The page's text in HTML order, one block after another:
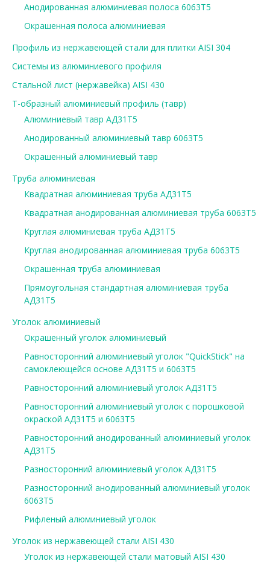
Анодированная алюминиевая полоса 6063Т5
Окрашенная полоса алюминиевая
Профиль из нержавеющей стали для плитки AISI 304
Системы из алюминиевого профиля
Стальной лист (нержавейка) AISI 430
Т-образный алюминиевый профиль (тавр)
Алюминиевый тавр АД31Т5
Анодированный алюминиевый тавр 6063Т5
Окрашенный алюминиевый тавр
Труба алюминиевая
Квадратная алюминиевая труба АД31Т5
Квадратная анодированная алюминиевая труба 6063Т5
Круглая алюминиевая труба АД31Т5
Круглая анодированная алюминиевая труба 6063Т5
Окрашенная труба алюминиевая
Прямоугольная стандартная алюминиевая труба
АД31Т5
Уголок алюминиевый
Окрашенный уголок алюминиевый
Равносторонний алюминиевый уголок "QuickStick" на
самоклеющейся основе АД31Т5 и 6063Т5
Равносторонний алюминиевый уголок АД31Т5
Равносторонний алюминиевый уголок с порошковой
окраской АД31Т5 и 6063Т5
Равносторонний анодированный алюминиевый уголок
АД31Т5
Разносторонний алюминиевый уголок АД31Т5
Разносторонний анодированный алюминиевый уголок
6063Т5
Рифленый алюминиевый уголок
Уголок из нержавеющей стали AISI 430
Уголок из нержавеющей стали матовый AISI 430